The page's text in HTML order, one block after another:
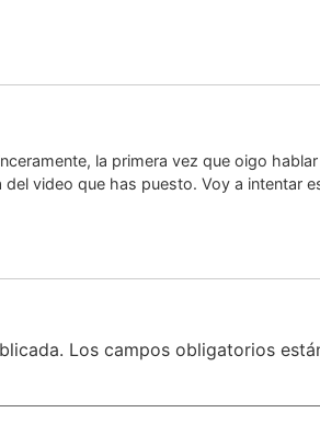
la primera vez que oigo
video que has puesto. Voy a intentar
Los campos obligatorios